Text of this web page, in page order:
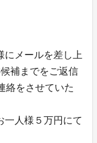
にメールを差し上
補までをご返信
絡をさせていた
人様５万円にて